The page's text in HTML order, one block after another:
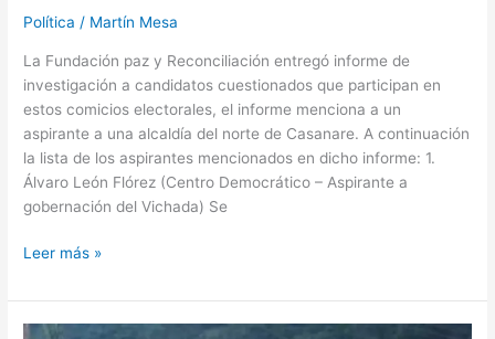
Política / Martín Mesa
La Fundación paz y Reconciliación entregó informe de
investigación a candidatos cuestionados que participan en
estos comicios electorales, el informe menciona a un
aspirante a una alcaldía del norte de Casanare. A continuación
la lista de los aspirantes mencionados en dicho informe: 1.
Álvaro León Flórez (Centro Democrático – Aspirante a
gobernación del Vichada) Se
Leer más »
Octubre